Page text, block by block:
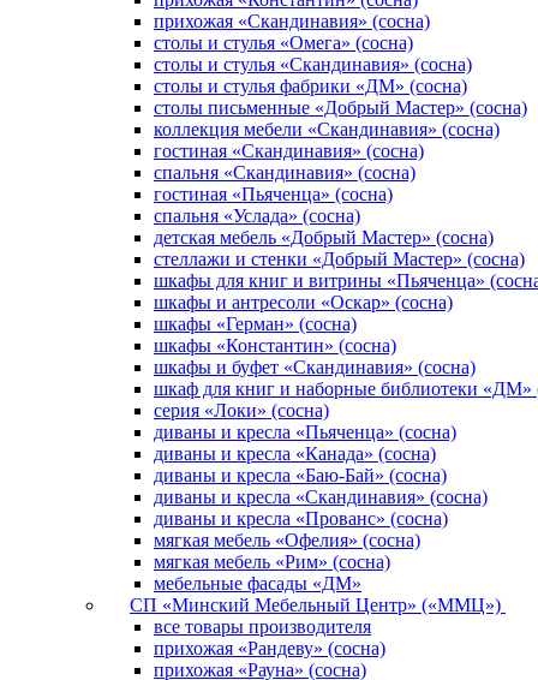
прихожая «Скандинавия» (сосна)
столы и стулья «Омега» (сосна)
столы и стулья «Скандинавия» (сосна)
столы и стулья фабрики «ДМ» (сосна)
столы письменные «Добрый Мастер» (сосна)
коллекция мебели «Скандинавия» (сосна)
гостиная «Скандинавия» (сосна)
спальня «Скандинавия» (сосна)
гостиная «Пьяченца» (сосна)
спальня «Услада» (сосна)
детская мебель «Добрый Мастер» (сосна)
стеллажи и стенки «Добрый Мастер» (сосна)
шкафы для книг и витрины «Пьяченца»
шкафы и антресоли «Оскар» (сосна)
шкафы «Герман» (сосна)
шкафы «Константин» (сосна)
шкафы и буфет «Скандинавия» (сосна)
шкаф для книг и наборные библиотеки «ДМ»
серия «Локи» (сосна)
диваны и кресла «Пьяченца» (сосна)
диваны и кресла «Канада» (сосна)
диваны и кресла «Баю-Бай» (сосна)
диваны и кресла «Скандинавия» (сосна)
диваны и кресла «Прованс» (сосна)
мягкая мебель «Офелия» (сосна)
мягкая мебель «Рим» (сосна)
мебельные фасады «ДМ»
СП «Минский Мебельный Центр» («ММЦ»)
все товары производителя
прихожая «Рандеву» (сосна)
прихожая «Рауна» (сосна)